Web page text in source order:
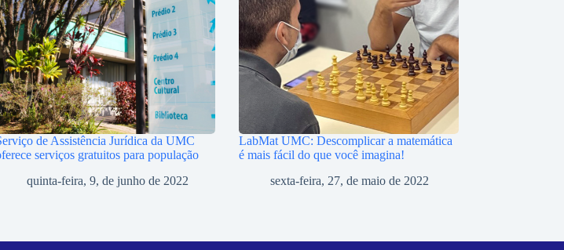
de Assistência Jurídica da UMC
serviços gratuitos para população
quinta-feira, 9, de junho de 2022
LabMat UMC: Descomplicar a matemática
é mais fácil do que você imagina!
sexta-feira, 27, de maio de 2022